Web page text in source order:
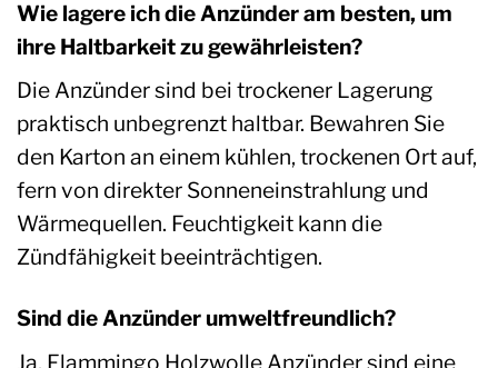
Wie lagere ich die Anzünder am besten, um
ihre Haltbarkeit zu gewährleisten?
Die Anzünder sind bei trockener Lagerung
praktisch unbegrenzt haltbar. Bewahren Sie
den Karton an einem kühlen, trockenen Ort auf,
fern von direkter Sonneneinstrahlung und
Wärmequellen. Feuchtigkeit kann die
Zündfähigkeit beeinträchtigen.
Sind die Anzünder umweltfreundlich?
Ja, Flammingo Holzwolle Anzünder sind eine